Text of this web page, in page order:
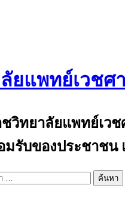
ยแพทย์เวชศ
วิทยาลัยแพทย์เว
มรับของประชาชน